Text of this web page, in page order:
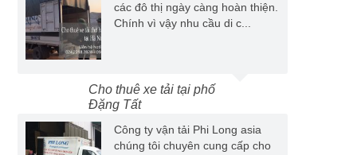
các đô thị ngày càng hoàn thiện.
Chính vì vậy nhu cầu di c...
Cho thuê xe tải tại phố
Đặng Tất
Công ty vận tải Phi Long asia
chúng tôi chuyên cung cấp cho